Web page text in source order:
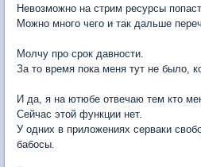
Невозможно на стрим ресурсы
Можно много чего и так дальше
Молчу про срок давности.
За то время пока меня тут не было,
И да, я на ютюбе отвечаю тем кто
Сейчас этой функции нет.
У одних в приложениях серваки
бабосы.